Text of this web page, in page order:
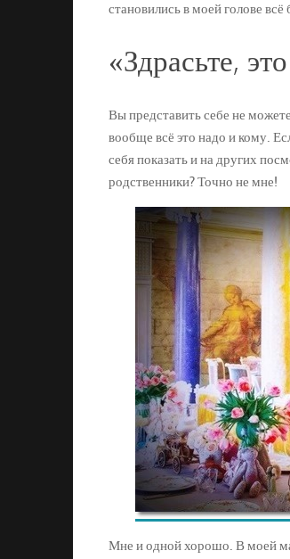
становились в моей голове
«Здрасьте,
Вы представить себе не
вообще всё это надо и кому.
себя показать и на других
родственники? Точно не мне!
Мне и одной хорошо. В моей